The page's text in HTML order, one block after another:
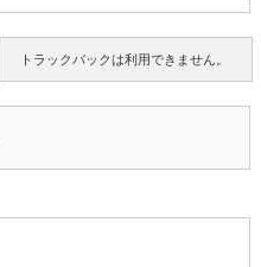
トラックバックは利用できません。